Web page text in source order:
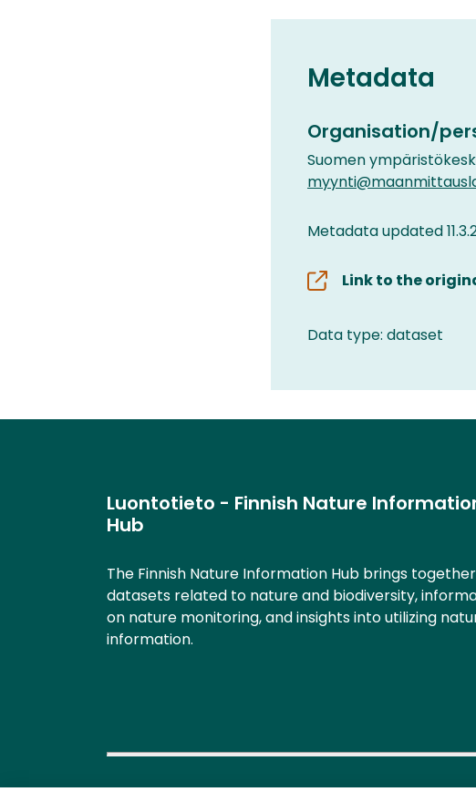
Metadata
Organisation/
Suomen
Metadata updated
Link to the
Data type: dataset
Luontotieto - Finnish Nature
Hub
The Finnish Nature Information Hub brings together
datasets related to nature and biodiversity,
on nature monitoring, and insights into utilizing
information.